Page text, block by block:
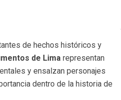
de hechos históricos y
de Lima representan
y ensalzan personajes
dentro de la historia de